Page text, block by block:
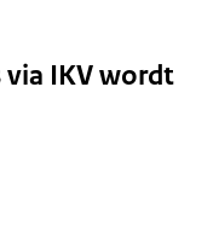
via IKV wordt